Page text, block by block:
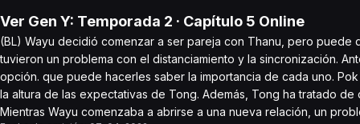
Ver Gen Y: Temporada 2 · Capítulo 5 Online
(BL) Wayu decidió comenzar a ser pareja con Thanu, pero puede
tuvieron un problema con el distanciamiento y la sincronización.
opción. que puede hacerles saber la importancia de cada uno.
la altura de las expectativas de Tong. Además, Tong ha tratado
Mientras Wayu comenzaba a abrirse a una nueva relación, un